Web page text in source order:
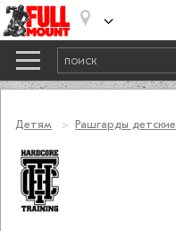
Детям Рашгарды детские